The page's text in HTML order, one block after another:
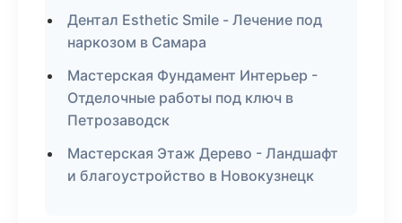
Дентал Esthetic Smile - Лечение под
наркозом в Самара
Мастерская Фундамент Интерьер -
Отделочные работы под ключ в
Петрозаводск
Мастерская Этаж Дерево - Ландшафт
и благоустройство в Новокузнецк